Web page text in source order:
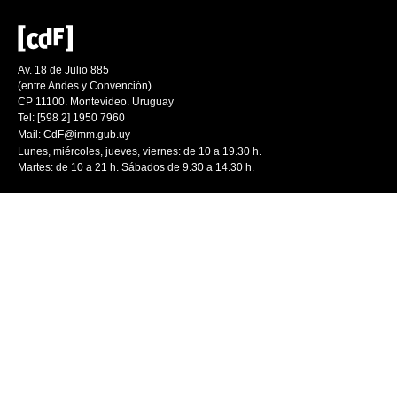
Av. 18 de Julio 885
(entre Andes y Convención)
CP 11100. Montevideo. Uruguay
Tel: [598 2] 1950 7960
Mail: CdF@imm.gub.uy
Lunes, miércoles, jueves, viernes: de 10 a 19.30 h.
Martes: de 10 a 21 h. Sábados de 9.30 a 14.30 h.